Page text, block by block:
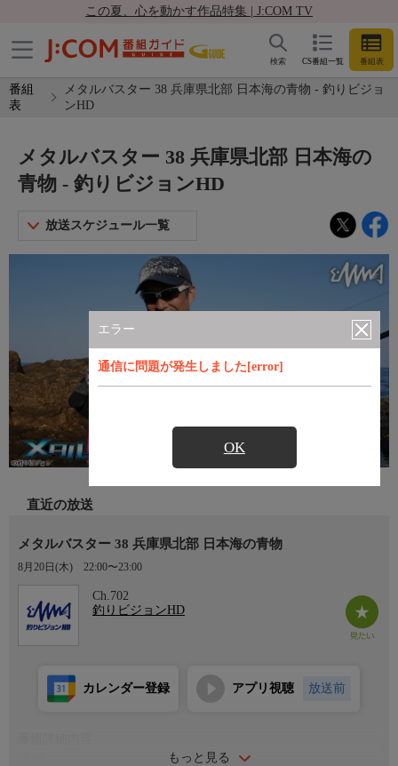
この夏、心を動かす作品特集 | J:COM TV
CS番組一覧 番組表
検索
番組
表
メタルバスター 38 兵庫県北部 日本海の青物 - 釣りビジョ
ンHD
エラー
通信に問題が発生しました[error]
OK
メタルバスター 38 兵庫県北部 日本海の
青物 - 釣りビジョンHD
放送スケジュール一覧
直近の放送
メタルバスター 38 兵庫県北部 日本海の青物
8月20日(木) 22:00〜23:00
Ch.702
釣りビジョンHD
もっと見る
カレンダー登録 アプリ視聴 放送前